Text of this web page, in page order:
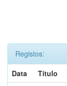
Registos:
Data
Título